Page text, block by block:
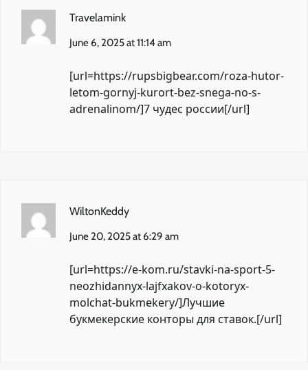
Travelamink
June 6, 2025 at 11:14 am
[url=https://rupsbigbear.com/roza-hutor-
letom-gornyj-kurort-bez-snega-no-s-
adrenalinom/]7 чудес россии[/url]
WiltonKeddy
June 20, 2025 at 6:29 am
[url=https://e-kom.ru/stavki-na-sport-5-
neozhidannyx-lajfxakov-o-kotoryx-
molchat-bukmekery/]Лучшие
букмекерские конторы для ставок.[/url]